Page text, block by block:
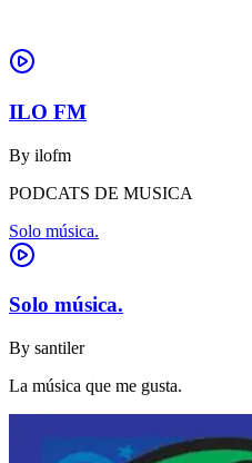
ILO FM
By ilofm
PODCATS DE MUSICA
Solo música.
Solo música.
By santiler
La música que me gusta.